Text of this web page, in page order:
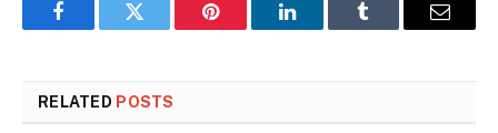
FacebookTwitter Pinterest LinkedInTumblr Email
RELATED POSTS